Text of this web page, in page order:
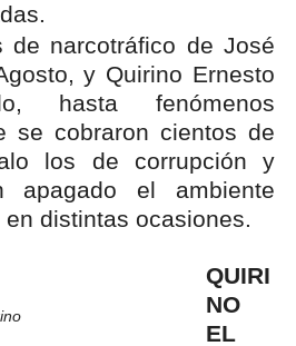
de narcotráfico de José
y Quirino Ernesto
hasta fenómenos
se cobraron cientos de
los de corrupción y
apagado el ambiente
distintas ocasiones.
QUIRI
NO
EL